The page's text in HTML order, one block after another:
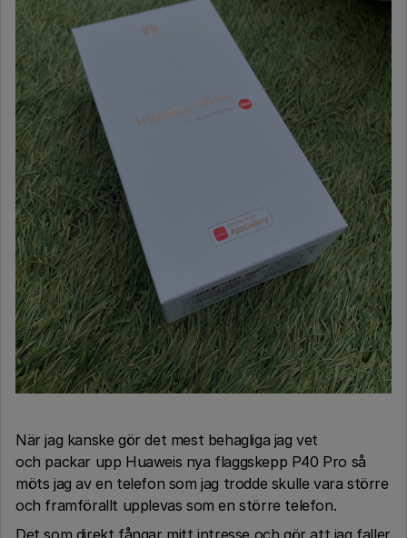
När jag kanske gör det mest behagliga jag vet
och packar upp Huaweis nya flaggskepp P40 Pro så
möts jag av en telefon som jag trodde skulle vara större
och framförallt upplevas som en större telefon.